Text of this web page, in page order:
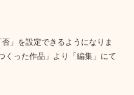
」を設定できるようになりま
くった作品」より「編集」にて